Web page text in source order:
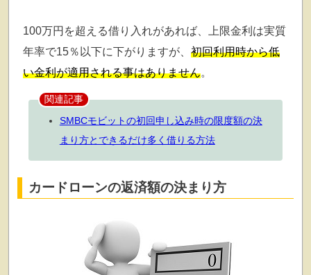
100万円を超える借り入れがあれば、上限金利は実質
年率で15％以下に下がりますが、 初回利用時から低
い金利が適用される事はありません。
関連記事
SMBCモビットの初回申し込み時の限度額の決
まり方とできるだけ多く借りる方法
カードローンの返済額の決まり方